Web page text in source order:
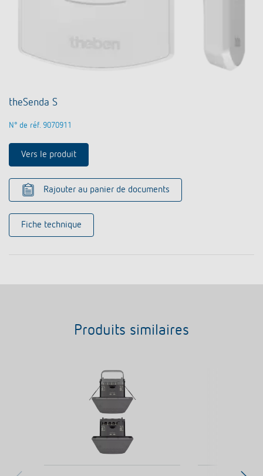
theSenda S
N° de réf. 9070911
Vers le produit
Rajouter au panier de documents
Fiche technique
Produits similaires